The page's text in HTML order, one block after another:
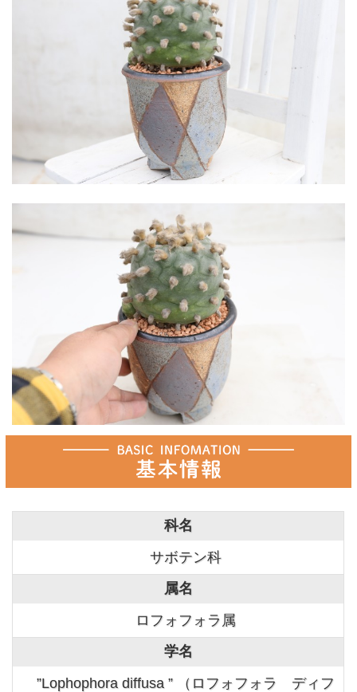
科名
サボテン科
属名
ロフォフォラ属
学名
”Lophophora diffusa ” （ロフォフォラ ディフ